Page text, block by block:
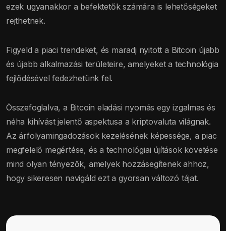
ezek ugyanakkor a befektetők számára is lehetőségeket
rejthetnek.
Figyeld a piaci trendeket, és maradj nyitott a Bitcoin újabb
és újabb alkalmazási területeire, amelyeket a technológia
fejlődésével fedezhetünk fel.
Összefoglalva, a Bitcoin eladási nyomás egy izgalmas és
néha kihívást jelentő aspektusa a kriptovaluta világnak.
Az árfolyamingadozások kezelésének képessége, a piac
megfelelő megértése, és a technológiai újítások követése
mind olyan tényezők, amelyek hozzásegítenek ahhoz,
hogy sikeresen navigáld ezt a gyorsan változó tájat.